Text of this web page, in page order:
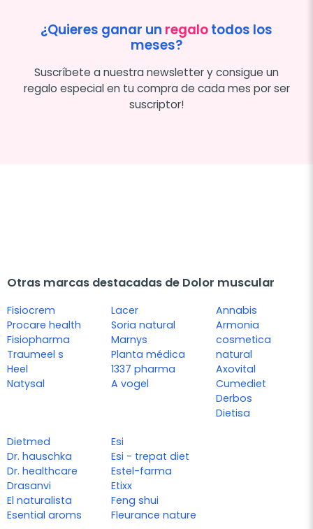
¿Quieres ganar un regalotodos los
meses?
Suscríbete a nuestra newsletter y consigue un
regalo especial en tu compra de cada mes por ser
suscriptor!
Otras marcas destacadas de Dolor muscular
Fisiocrem
Procare health
Fisiopharma
Traumeel s
Heel
Natysal
Lacer
Soria natural
Marnys
Planta médica
1337 pharma
A vogel
Annabis
Armonia
cosmetica
natural
Axovital
Cumediet
Derbos
Dietisa
Dietmed
Dr. hauschka
Dr. healthcare
Drasanvi
El naturalista
Esential aroms
Esi
Esi - trepat diet
Estel-farma
Etixx
Feng shui
Fleurance nature